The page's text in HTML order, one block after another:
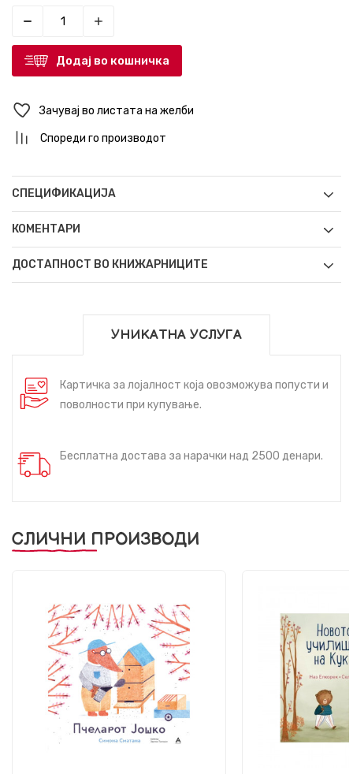
Додај во кошничка
Зачувај во листата на желби
Спореди го производот
СПЕЦИФИКАЦИЈА
КОМЕНТАРИ
ДОСТАПНОСТ ВО КНИЖАРНИЦИТЕ
УНИКАТНА УСЛУГА
Картичка за лојалност која овозможува попусти и
поволности при купување.
Бесплатна достава за нарачки над 2500 денари.
СЛИЧНИ ПРОИЗВОДИ